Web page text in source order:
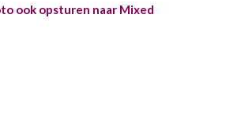
ook opsturen naar Mixed